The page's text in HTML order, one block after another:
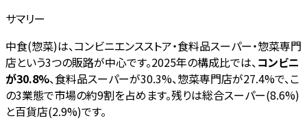
サマリー
中食(惣菜)は、コンビニエンスストア・食料品スーパー・惣菜専門
店という3つの販路が中心です。2025年の構成比では、 コンビニ
が30.8%、食料品スーパーが30.3%、惣菜専門店が27.4%で、こ
の3業態で市場の約9割を占めます。残りは総合スーパー(8.6%)
と百貨店(2.9%)です。